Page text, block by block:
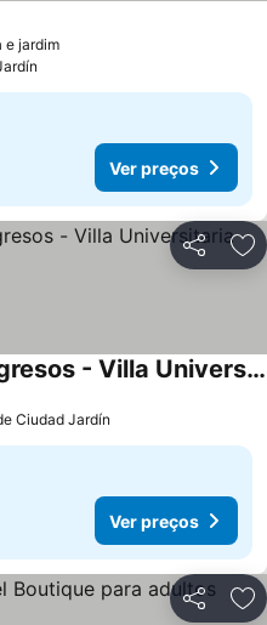
e jardim
Ver preços
Partilhar
Villa Alojamiento y Congresos - Villa Universitaria
Ciudad Jardín
Ver preços
Partilhar